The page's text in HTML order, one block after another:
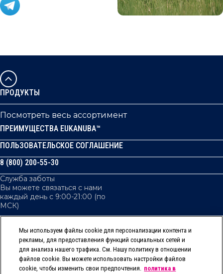
ПРОДУКТЫ
Посмотреть весь ассортимент
ПРЕИМУЩЕСТВА EUKANUBA™
ПОЛЬЗОВАТЕЛЬСКОЕ СОГЛАШЕНИЕ
8 (800) 200-55-30
Служба заботы
Вы можете связаться с нами
каждый день с 9:00-21:00 (по
МСК)
КОНФИДЕНЦИАЛЬНОСТЬ
ФАЙЛЫ COOKIES / ФАЙЛЫ ЭЛЕКТРОННЫХ АНАЛИТИЧЕСКИХ
ДАННЫХ
Мы используем файлы cookie для персонализации контента и
рекламы, для предоставления функций социальных сетей и
для анализа нашего трафика. См. Нашу политику в отношении
файлов cookie. Вы можете использовать настройки файлов
cookie, чтобы изменить свои предпочтения. политика в